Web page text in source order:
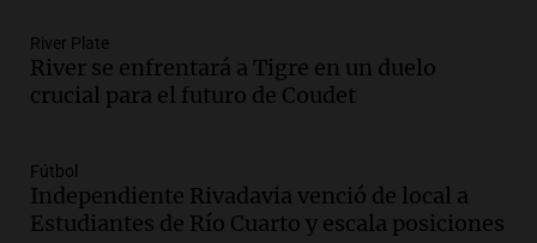
un precipicio
Una mañana para todos
Episodios
con Jujuy
Panorama Federal
Episodios
River Plate
River se enfrentará a Tigre en un duelo
crucial para el futuro de Coudet
Fútbol
Independiente Rivadavia venció de local a
Estudiantes de Río Cuarto y escala posiciones